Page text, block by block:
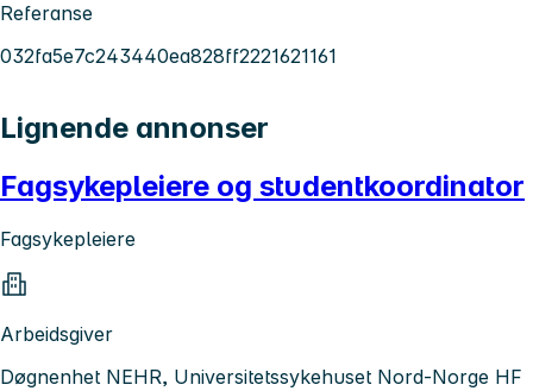
Referanse
032fa5e7c243440ea828ff2221621161
Lignende annonser
Fagsykepleiere og studentkoordinator
Fagsykepleiere
Arbeidsgiver
Døgnenhet NEHR, Universitetssykehuset Nord-Norge HF